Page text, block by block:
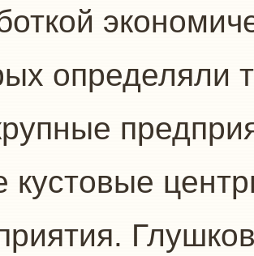
определяли
кустовые